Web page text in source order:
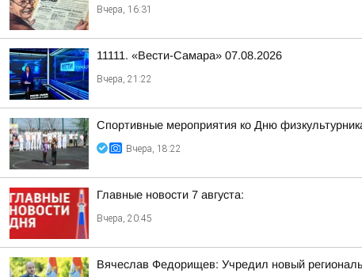
Вчера, 16:31
11111. «Вести-Самара» 07.08.2026
Вчера, 21:22
Спортивные мероприятия ко Дню
Вчера, 18:22
Главные новости 7 августа:
Вчера, 20:45
Вячеслав Федорищев: Учредил новый